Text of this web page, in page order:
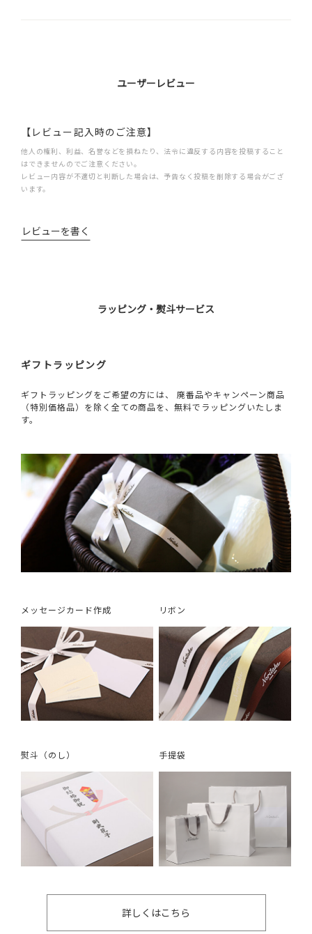
ユーザーレビュー
【レビュー記入時のご注意】
他人の権利、利益、名誉などを損ねたり、法令に違反する内容を投稿すること
はできませんのでご注意ください。
レビュー内容が不適切と判断した場合は、予告なく投稿を削除する場合がござ
います。
レビューを書く
ラッピング・熨斗サービス
ギフトラッピング
ギフトラッピングをご希望の方には、 廃番品やキャンペーン商品
（特別価格品）を除く全ての商品を、無料でラッピングいたしま
す。
メッセージカード作成 リボン
熨斗（のし） 手提袋
詳しくはこちら